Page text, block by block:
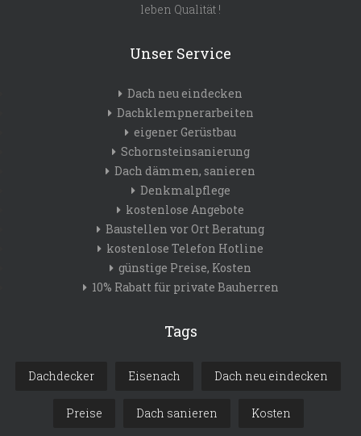
leben Qualität !
Unser Service
Dach neu eindecken
Dachklempnerarbeiten
eigener Gerüstbau
Schornsteinsanierung
Dach dämmen, sanieren
Denkmalpflege
kostenlose Angebote
Baustellen vor Ort Beratung
kostenlose Telefon Hotline
günstige Preise, Kosten
10% Rabatt für private Bauherren
Tags
Dachdecker Eisenach Dach neu eindecken
Preise Dach sanieren Kosten